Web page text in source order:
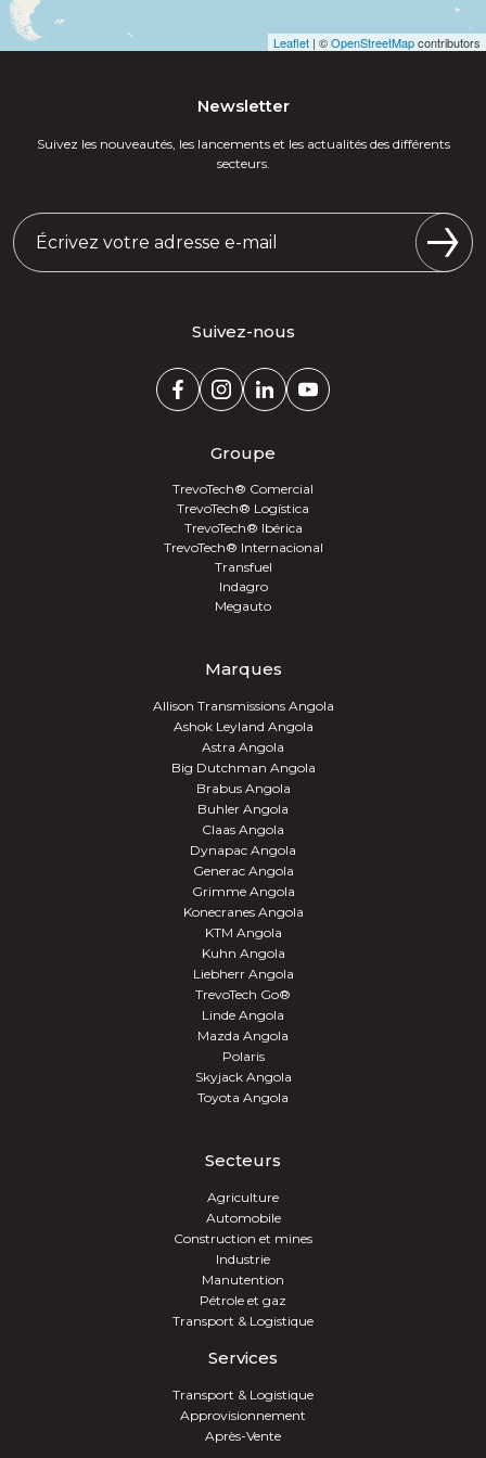
Leaflet | ©OpenStreetMapcontributors
Newsletter
Suivez les nouveautés, les lancements et les actualités des différents
secteurs.
Suivez-nous
Groupe
TrevoTech® Comercial
TrevoTech® Logística
TrevoTech® Ibérica
TrevoTech® Internacional
Transfuel
Indagro
Megauto
Marques
Allison Transmissions Angola
Ashok Leyland Angola
Astra Angola
Big Dutchman Angola
Brabus Angola
Buhler Angola
Claas Angola
Dynapac Angola
Generac Angola
Grimme Angola
Konecranes Angola
KTM Angola
Kuhn Angola
Liebherr Angola
TrevoTech Go®
Linde Angola
Mazda Angola
Polaris
Skyjack Angola
Toyota Angola
Secteurs
Agriculture
Automobile
Construction et mines
Industrie
Manutention
Pétrole et gaz
Transport & Logistique
Services
Transport & Logistique
Approvisionnement
Après-Vente